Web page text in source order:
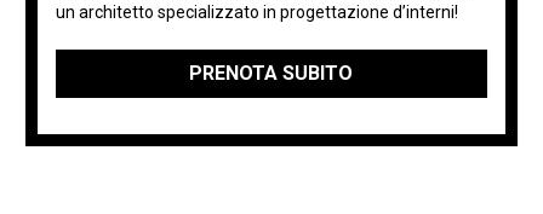
un architetto specializzato in progettazione d’interni!
PRENOTA SUBITO